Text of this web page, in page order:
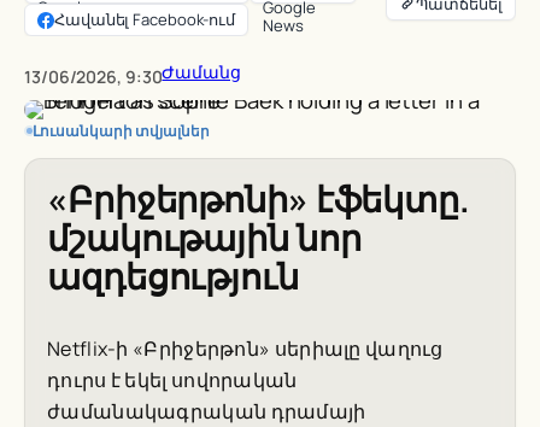
Հավանել Facebook-ում
13/06/2026, 9:30Ժամանց
Լուսանկարի տվյալներ
«Բրիջերթոնի» էֆեկտը.
մշակութային նոր
ազդեցություն
Netflix-ի «Բրիջերթոն» սերիալը վաղուց
դուրս է եկել սովորական
ժամանակագրական դրամայի